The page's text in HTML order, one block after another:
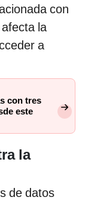
con
la
a
con tres
este
la
de datos